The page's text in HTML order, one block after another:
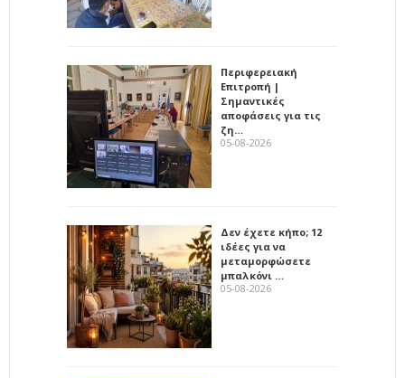
Περιφερειακή
Επιτροπή |
Σημαντικές
αποφάσεις για τις
ζη…
05-08-2026
Δεν έχετε κήπο; 12
ιδέες για να
μεταμορφώσετε
μπαλκόνι …
05-08-2026